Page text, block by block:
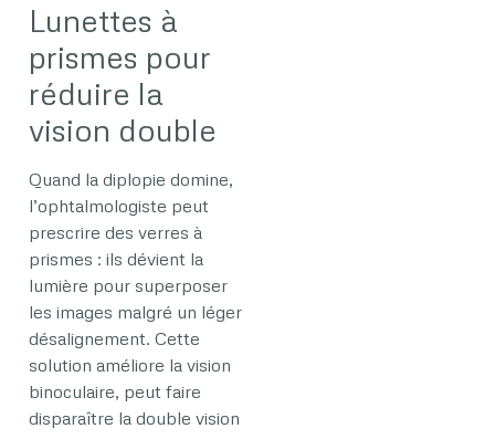
Lunettes à
prismes pour
réduire la
vision double
Quand la diplopie domine,
l’ophtalmologiste peut
prescrire des verres à
prismes : ils dévient la
lumière pour superposer
les images malgré un léger
désalignement. Cette
solution améliore la vision
binoculaire, peut faire
disparaître la double vision